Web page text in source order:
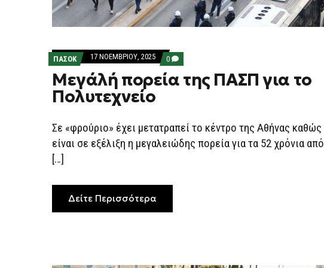
ΠΑΣΟΚ 17 ΝΟΕΜΒΡΊΟΥ, 2025 0 COMMENTS
ON
ΜΕΓΆΛΉ
ΠΟΡΕΊΑ
ΠΟΛΥΤΕΧΝΕΊΟ
Μεγάλή πορεία της ΠΑΣΠ για το
Πολυτεχνείο
Σε «φρούριο» έχει μετατραπεί το κέντρο της Αθήνας καθώς
είναι σε εξέλιξη η μεγαλειώδης πορεία για τα 52 χρόνια από
[…]
Δείτε Περισσότερα